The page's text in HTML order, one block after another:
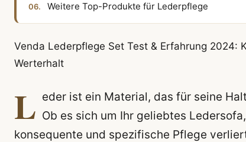
Weitere Top-Produkte für Lederpflege
Venda Lederpflege Set Test & Erfahrung
Werterhalt
L eder ist ein Material, das für seine
Ob es sich um Ihr geliebtes
konsequente und spezifische Pflege